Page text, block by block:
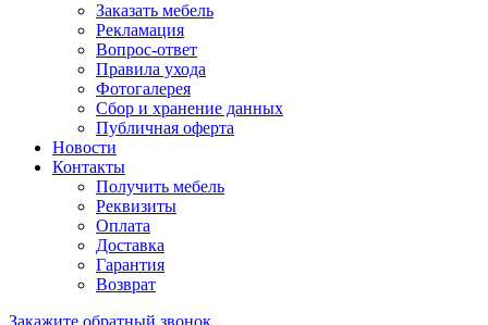
Заказать мебель
Рекламация
Вопрос-ответ
Правила ухода
Фотогалерея
Сбор и хранение данных
Публичная оферта
Новости
Контакты
Получить мебель
Реквизиты
Оплата
Доставка
Гарантия
Возврат
Закажите обратный звонок